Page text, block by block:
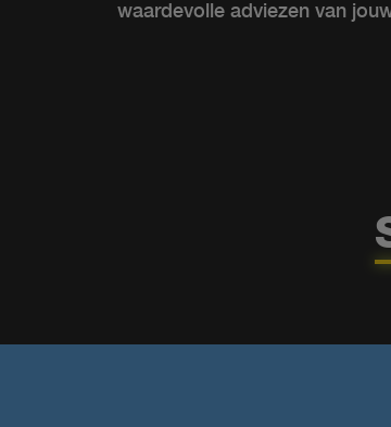
waardevolle adviezen van